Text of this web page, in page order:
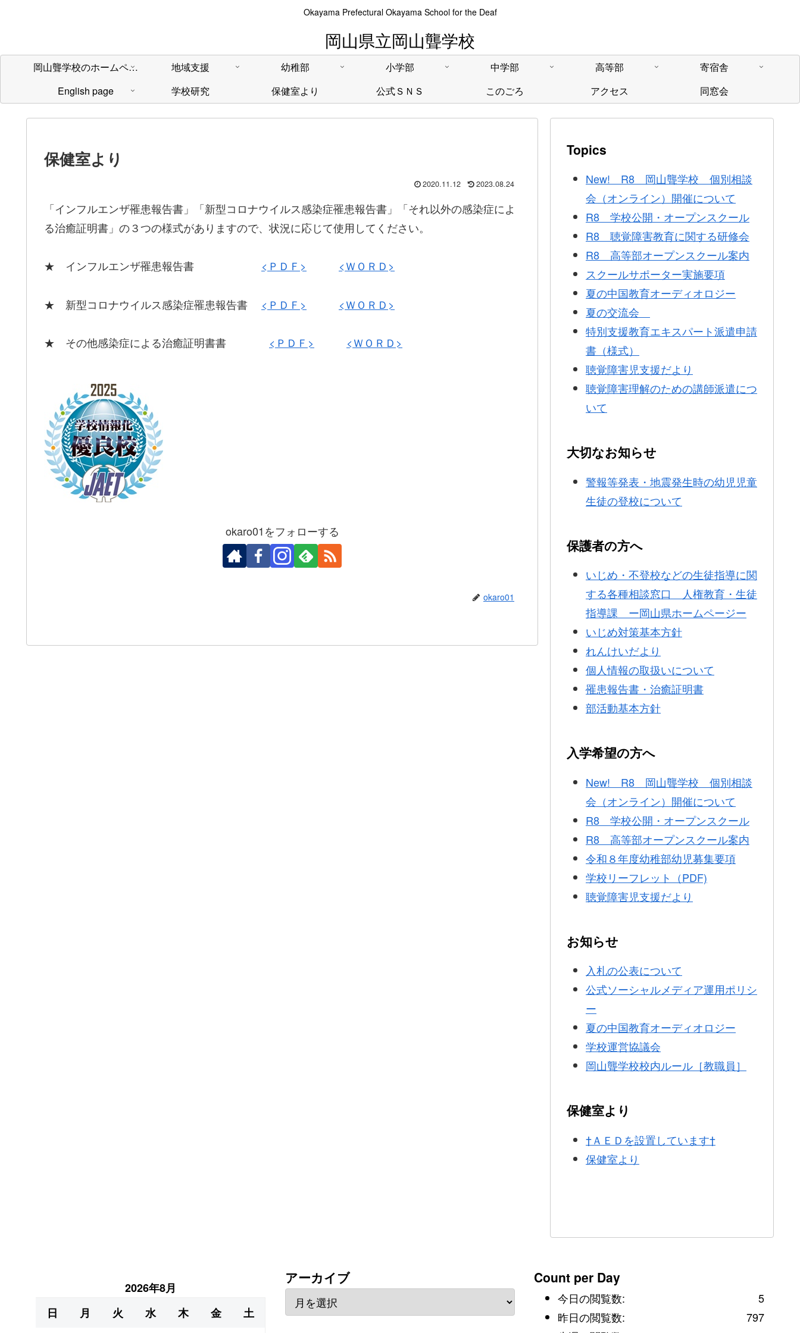
Okayama Prefectural Okayama School for the Deaf
岡山県立岡山聾学校
岡山聾学校のホームページへようこそ！ 地域支援 幼稚部 小学部 中学部 高等部
寄宿舎
English page
学校研究 保健室より 公式ＳＮＳ このごろ アクセス 同窓会
保健室より
2020.11.12 2023.08.24
「インフルエンザ罹患報告書」「新型コロナウイルス感染症罹患報告書」「それ以外の感染症によ
る治癒証明書」の３つの様式がありますので、状況に応じて使用してください。
★ インフルエンザ罹患報告書 <ＰＤＦ> <ＷＯＲＤ>
★ 新型コロナウイルス感染症罹患報告書 <ＰＤＦ> <ＷＯＲＤ>
★ その他感染症による治癒証明書書 <ＰＤＦ> <ＷＯＲＤ>
okaro01をフォローする
okaro01
Topics
New! R8 岡山聾学校 個別相談
会（オンライン）開催について
R8 学校公開・オープンスクール
R8 聴覚障害教育に関する研修会
R8 高等部オープンスクール案内
スクールサポーター実施要項
夏の中国教育オーディオロジー
夏の交流会
特別支援教育エキスパート派遣申請
書（様式）
聴覚障害児支援だより
聴覚障害理解のための講師派遣につ
いて
大切なお知らせ
警報等発表・地震発生時の幼児児童
生徒の登校について
保護者の方へ
いじめ・不登校などの生徒指導に関
する各種相談窓口 人権教育・生徒
指導課 ー岡山県ホームページー
いじめ対策基本方針
れんけいだより
個人情報の取扱いについて
罹患報告書・治癒証明書
部活動基本方針
入学希望の方へ
New! R8 岡山聾学校 個別相談
会（オンライン）開催について
R8 学校公開・オープンスクール
R8 高等部オープンスクール案内
令和８年度幼稚部幼児募集要項
学校リーフレット（PDF)
聴覚障害児支援だより
お知らせ
入札の公表について
公式ソーシャルメディア運用ポリシ
ー
夏の中国教育オーディオロジー
学校運営協議会
岡山聾学校校内ルール［教職員］
保健室より
†ＡＥＤを設置しています†
保健室より
2026年8月
日
月 火 水 木 金
土
アーカイブ Count per Day
5
今日の閲覧数:
797
昨日の閲覧数: